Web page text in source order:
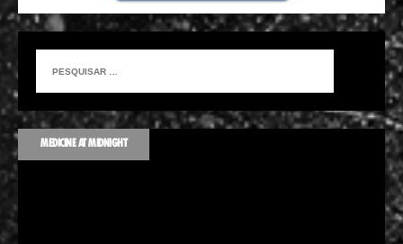
MEDICINE AT MIDNIGHT